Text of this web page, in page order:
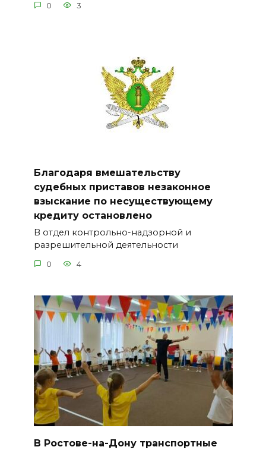
0 3
Благодаря вмешательству
судебных приставов незаконное
взыскание по несуществующему
кредиту остановлено
В отдел контрольно-надзорной и
разрешительной деятельности
0 4
В Ростове-на-Дону транспортные